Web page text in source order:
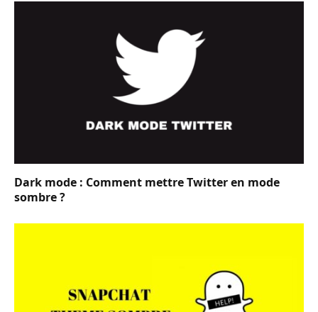
Dark mode : Comment mettre Twitter en mode
sombre ?